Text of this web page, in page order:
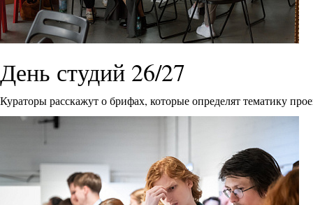
День студий 26/27
Кураторы расскажут о брифах, которые определят тематику